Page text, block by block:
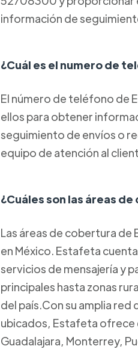
información de
¿Cuál es el numero de
El número de teléfono de
ellos para obtener
seguimiento de envíos o
equipo de atención al
¿Cuáles son las áreas
Las áreas de cobertura de
en México. Estafeta
servicios de mensajería y
principales hasta zonas
del país.Con su amplia
ubicados, Estafeta ofrece
Guadalajara, Monterrey,